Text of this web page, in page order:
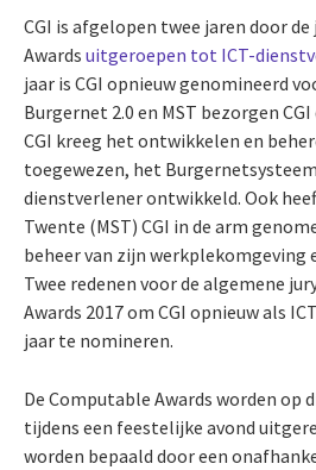
CGI is afgelopen twee jaren door
Awards uitgeroepen tot ICT-
jaar is CGI opnieuw genomineerd
Burgernet 2.0 en MST bezorgen
CGI kreeg het ontwikkelen en
toegewezen, het
dienstverlener ontwikkeld. Ook
Twente (MST) CGI in de arm
beheer van zijn werkplekomgeving
Twee redenen voor de algemene
Awards 2017 om CGI opnieuw als
jaar te nomineren.
De Computable Awards worden op
tijdens een feestelijke avond
worden bepaald door een